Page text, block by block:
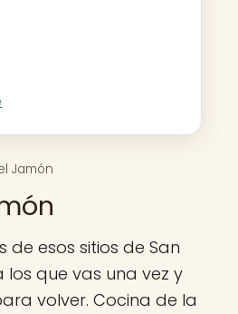
Jamón
de esos sitios de San
que vas una vez y
volver. Cocina de la